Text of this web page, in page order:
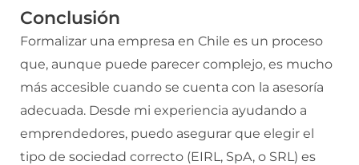
Conclusión
Formalizar una empresa en Chile es un proceso
que, aunque puede parecer complejo, es mucho
más accesible cuando se cuenta con la asesoría
adecuada. Desde mi experiencia ayudando a
emprendedores, puedo asegurar que elegir el
tipo de sociedad correcto (EIRL, SpA, o SRL) es